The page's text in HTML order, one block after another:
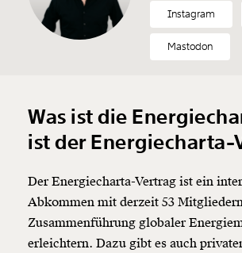
Instagram
Mastodon
Was ist die
ist der Energiecharta-
Der Energiecharta-Vertrag ist ein
Abkommen mit derzeit 53
Zusammenführung globaler
erleichtern. Dazu gibt es auch